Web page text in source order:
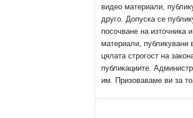
видео материали,
друго. Допуска се
посочване на източника
материали, публикувани
цялата строгост на
публикациите.
им. Призоваваме ви за